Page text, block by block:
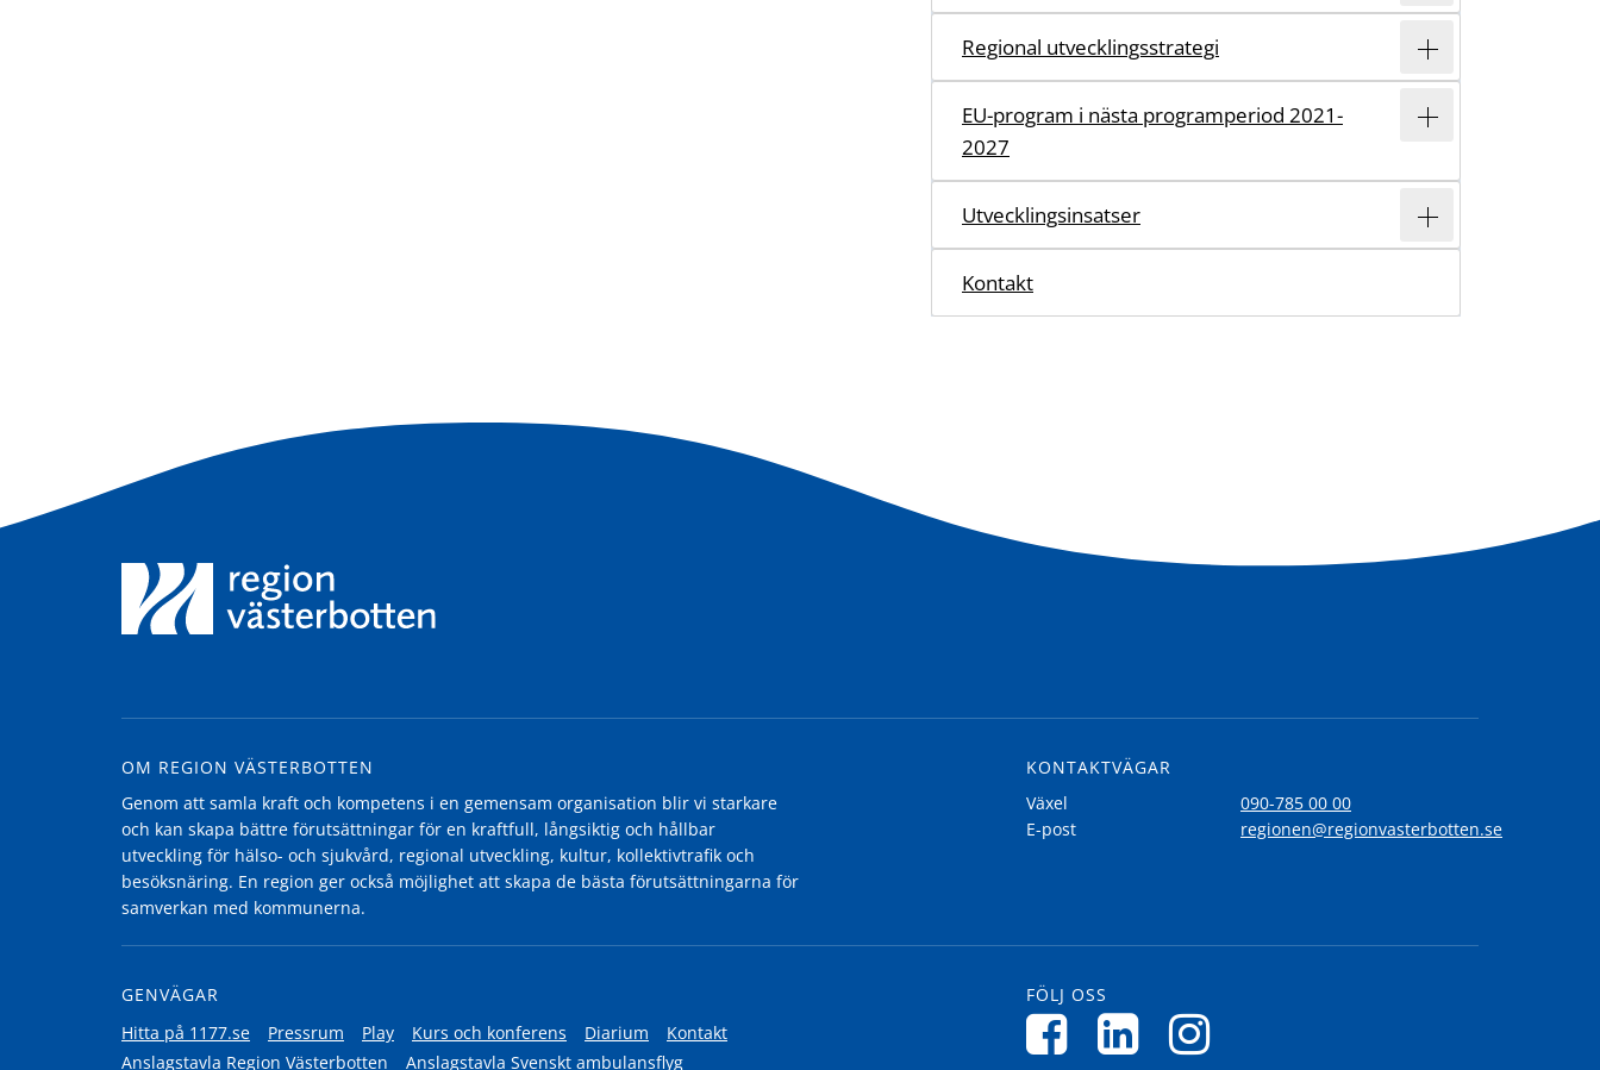
Regional utvecklingsstrategi
EU-program i nästa programperiod 2021-
2027
Utvecklingsinsatser
Kontakt
OM REGION VÄSTERBOTTEN
Genom att samla kraft och kompetens i en gemensam organisation blir vi starkare
och kan skapa bättre förutsättningar för en kraftfull, långsiktig och hållbar
utveckling för hälso- och sjukvård, regional utveckling, kultur, kollektivtrafik och
besöksnäring. En region ger också möjlighet att skapa de bästa förutsättningarna för
samverkan med kommunerna.
KONTAKTVÄGAR
Växel
090-785 00 00
E-post
regionen@regionvasterbotten.se
GENVÄGAR
Hitta på 1177.se
Pressrum Play Kurs och konferens Diarium
Kontakt
Anslagstavla Region Västerbotten
Anslagstavla Svenskt ambulansflyg
FÖLJ OSS